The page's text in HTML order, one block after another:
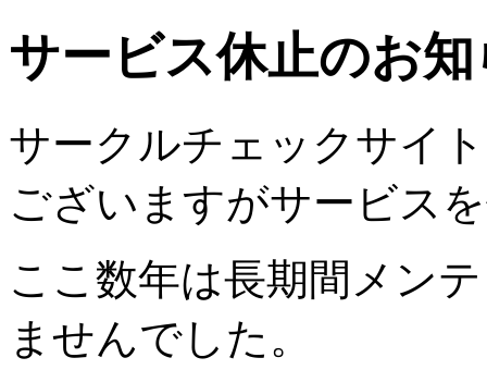
サービス休止のお
サークルチェックサイ
ございますがサービス
ここ数年は長期間メン
ませんでした。